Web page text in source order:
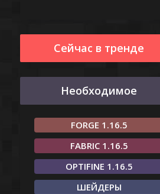
Сейчас в тренде
Необходимое
FORGE 1.16.5
FABRIC 1.16.5
OPTIFINE 1.16.5
ШЕЙДЕРЫ